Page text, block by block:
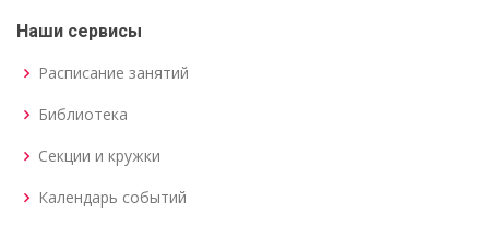
Наши сервисы
Расписание занятий
Библиотека
Секции и кружки
Календарь событий